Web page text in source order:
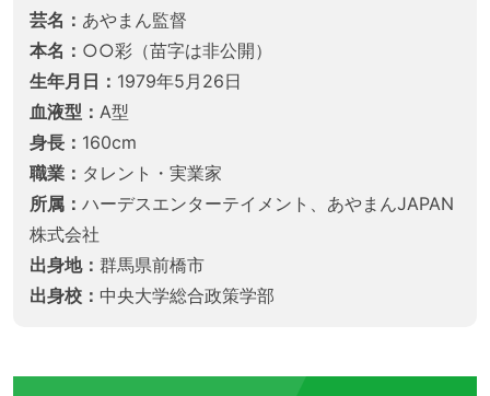
芸名： あやまん監督
本名： ○○彩（苗字は非公開）
生年月日： 1979年5月26日
血液型： A型
身長： 160cm
職業： タレント・実業家
所属： ハーデスエンターテイメント、あやまんJAPAN
株式会社
出身地： 群馬県前橋市
出身校： 中央大学総合政策学部